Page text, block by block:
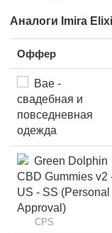
Аналоги Imira
Оффер
Bae -
свадебная и
повседневная
одежда
Green Dolphin
CBD Gummies v2
US - SS (Personal
Approval)
CPS